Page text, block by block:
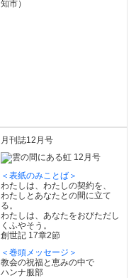
知市）
月刊誌12月号
＜表紙のみことば＞
わたしは、わたしの契約を、
わたしとあなたとの間に立て
る。
わたしは、あなたをおびただし
くふやそう。
創世記 17章2節
＜巻頭メッセージ＞
教会の祝福と恵みの中で
ハンナ服部